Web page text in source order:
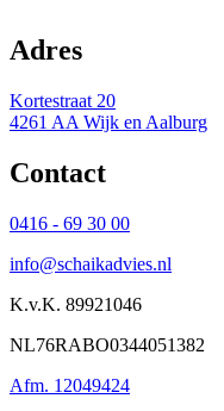
Adres
Kortestraat 20
4261 AA Wijk en Aalburg
Contact
0416 - 69 30 00
info@schaikadvies.nl
K.v.K. 89921046
NL76RABO0344051382
Afm. 12049424